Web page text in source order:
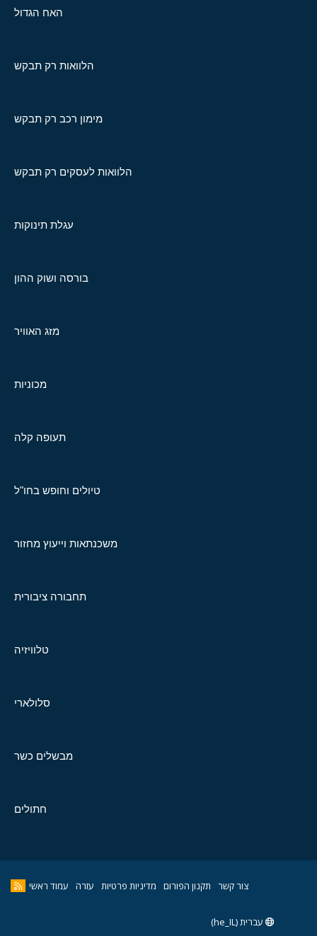
האח הגדול
הלוואות רק תבקש
מימון רכב רק תבקש
הלוואות לעסקים רק תבקש
עגלת תינוקות
בורסה ושוק ההון
מזג האוויר
מכוניות
תעופה קלה
טיולים וחופש בחו"ל
משכנתאות וייעוץ מחזור
תחבורה ציבורית
טלוויזיה
סלולארי
מבשלים כשר
חתולים
צור קשר תקנון הפורום מדיניות פרטיות עזרה עמוד ראשי
עברית (he_IL)